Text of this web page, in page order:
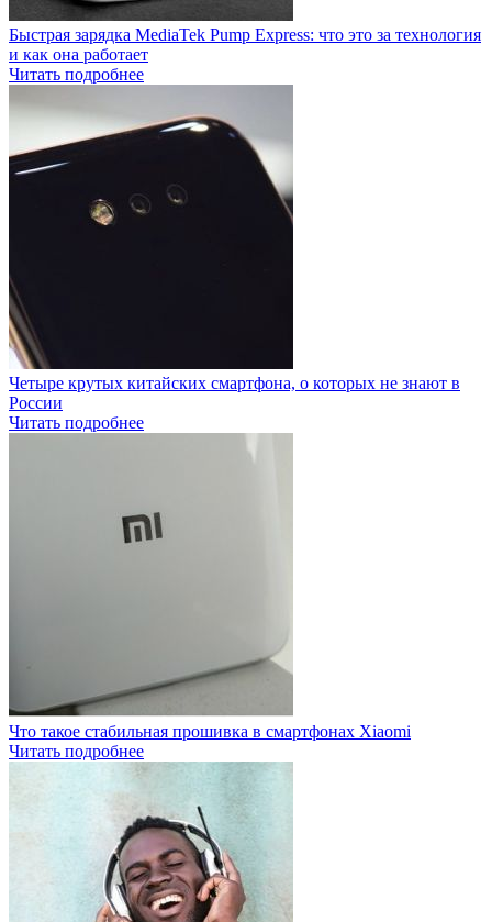
Быстрая зарядка MediaTek Pump Express: что это за технология
и как она работает
Читать подробнее
Четыре крутых китайских смартфона, о которых не знают в
России
Читать подробнее
Что такое стабильная прошивка в смартфонах Xiaomi
Читать подробнее